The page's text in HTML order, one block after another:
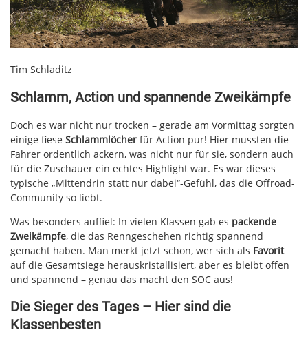
Tim Schladitz
Schlamm, Action und spannende Zweikämpfe
Doch es war nicht nur trocken – gerade am Vormittag sorgten
einige fiese Schlammlöcher für Action pur! Hier mussten die
Fahrer ordentlich ackern, was nicht nur für sie, sondern auch
für die Zuschauer ein echtes Highlight war. Es war dieses
typische „Mittendrin statt nur dabei“-Gefühl, das die Offroad-
Community so liebt.
Was besonders auffiel: In vielen Klassen gab es packende
Zweikämpfe, die das Renngeschehen richtig spannend
gemacht haben. Man merkt jetzt schon, wer sich als Favorit
auf die Gesamtsiege herauskristallisiert, aber es bleibt offen
und spannend – genau das macht den SOC aus!
Die Sieger des Tages – Hier sind die
Klassenbesten